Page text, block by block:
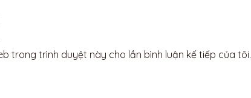
trong trình duyệt này cho lần bình luận kế tiếp của tôi.